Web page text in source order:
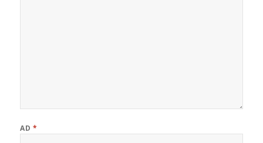
AD *